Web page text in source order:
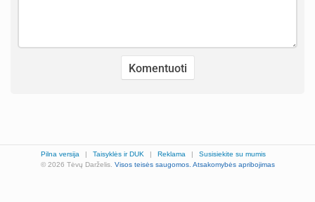
Pilna versija | Taisyklės ir DUK | Reklama |
Susisiekite su mumis
© 2026 Tėvų Darželis. Visos teisės saugomos. Atsakomybės apribojimas